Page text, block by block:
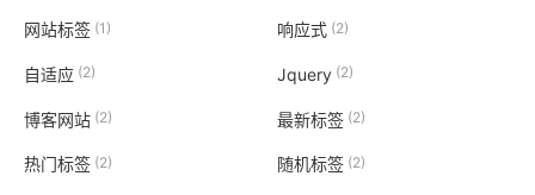
网站标签 (1) 响应式(2)
自适应 (2) Jquery(2)
博客网站 (2) 最新标签(2)
热门标签 (2) 随机标签(2)